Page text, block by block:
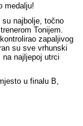
medalju!
najbolje, točno
Tonijem.
zapaljivog
su sve vrhunski
najljepoj utrci
u finalu B,